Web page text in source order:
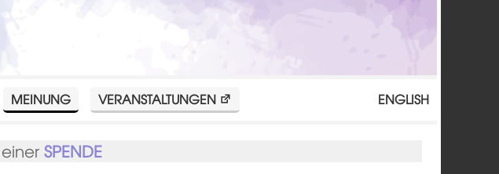
MEINUNG VERANSTALTUNGEN ENGLISH
einerSPENDE